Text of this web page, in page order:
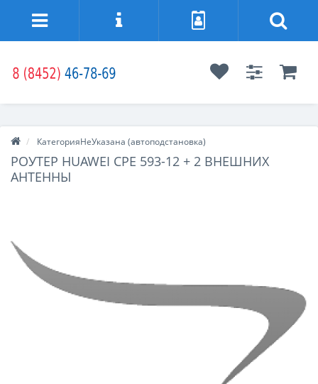
КатегорияНеУказана (автоподстановка)
РОУТЕР HUAWEI CPE 593-12 + 2 ВНЕШНИХ
АНТЕННЫ